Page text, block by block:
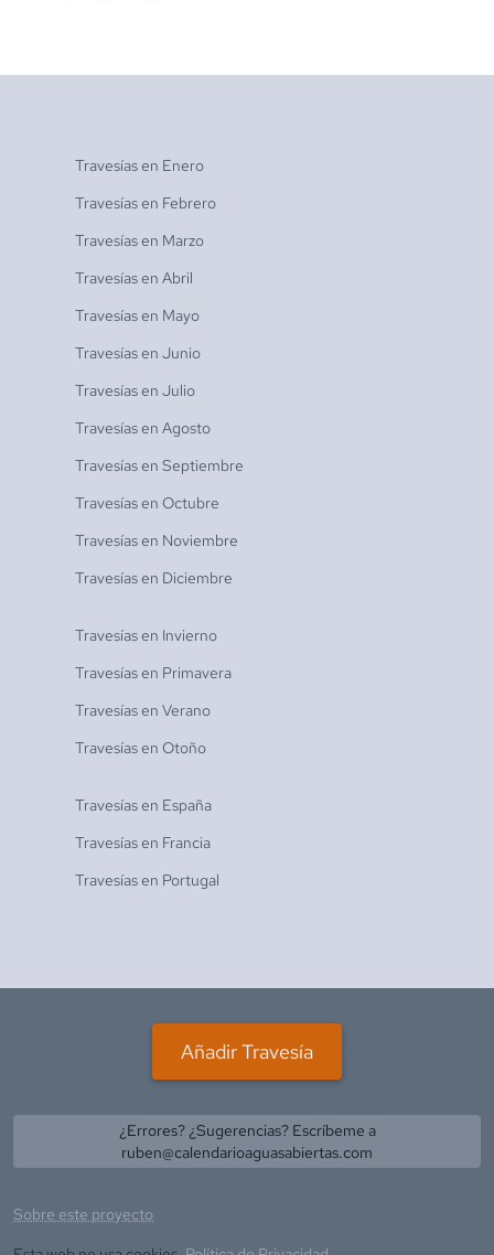
Travesías en Enero
Travesías en Febrero
Travesías en Marzo
Travesías en Abril
Travesías en Mayo
Travesías en Junio
Travesías en Julio
Travesías en Agosto
Travesías en Septiembre
Travesías en Octubre
Travesías en Noviembre
Travesías en Diciembre
Travesías en Invierno
Travesías en Primavera
Travesías en Verano
Travesías en Otoño
Travesías en España
Travesías en Francia
Travesías en Portugal
Añadir Travesía
¿Errores? ¿Sugerencias? Escríbeme a
ruben@calendarioaguasabiertas.com
Sobre este proyecto